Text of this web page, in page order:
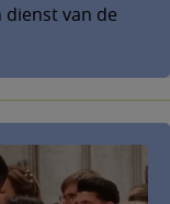
van de